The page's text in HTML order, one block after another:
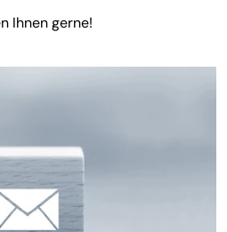
Ihnen gerne!